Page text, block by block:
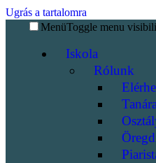
Ugrás a tartalomra
MenüToggle menu
Iskola
Rólunk